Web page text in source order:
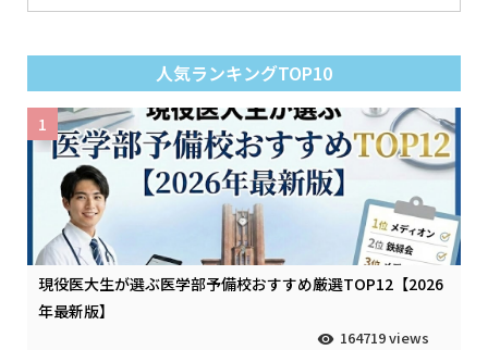
人気ランキングTOP10
現役医大生が選ぶ医学部予備校おすすめ厳選TOP12【2026
年最新版】
164719 views
1